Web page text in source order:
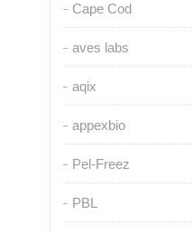
Cape Cod
aves labs
aqix
appexbio
Pel-Freez
PBL